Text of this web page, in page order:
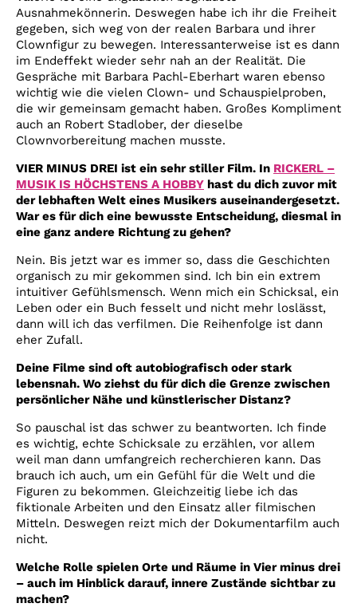
Ausnahmekönnerin. Deswegen habe ich ihr die Freiheit
gegeben, sich weg von der realen Barbara und ihrer
Clownfigur zu bewegen. Interessanterweise ist es dann
im Endeffekt wieder sehr nah an der Realität. Die
Gespräche mit Barbara Pachl-Eberhart waren ebenso
wichtig wie die vielen Clown- und Schauspielproben,
die wir gemeinsam gemacht haben. Großes Kompliment
auch an Robert Stadlober, der dieselbe
Clownvorbereitung machen musste.
VIER MINUS DREI ist ein sehr stiller Film. In RICKERL –
MUSIK IS HÖCHSTENS A HOBBY hast du dich zuvor mit
der lebhaften Welt eines Musikers auseinandergesetzt.
War es für dich eine bewusste Entscheidung, diesmal in
eine ganz andere Richtung zu gehen?
Nein. Bis jetzt war es immer so, dass die Geschichten
organisch zu mir gekommen sind. Ich bin ein extrem
intuitiver Gefühlsmensch. Wenn mich ein Schicksal, ein
Leben oder ein Buch fesselt und nicht mehr loslässt,
dann will ich das verfilmen. Die Reihenfolge ist dann
eher Zufall.
Deine Filme sind oft autobiografisch oder stark
lebensnah. Wo ziehst du für dich die Grenze zwischen
persönlicher Nähe und künstlerischer Distanz?
So pauschal ist das schwer zu beantworten. Ich finde
es wichtig, echte Schicksale zu erzählen, vor allem
weil man dann umfangreich recherchieren kann. Das
brauch ich auch, um ein Gefühl für die Welt und die
Figuren zu bekommen. Gleichzeitig liebe ich das
fiktionale Arbeiten und den Einsatz aller filmischen
Mitteln. Deswegen reizt mich der Dokumentarfilm auch
nicht.
Welche Rolle spielen Orte und Räume in Vier minus drei
– auch im Hinblick darauf, innere Zustände sichtbar zu
machen?